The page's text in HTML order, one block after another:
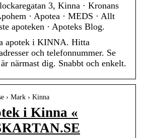
3, Kinna · Kronans
· Apotea · MEDS · Allt
apoteken · Apoteks Blog.
apotek i KINNA. Hitta
och telefonnummer. Se
närmast dig. Snabbt och enkelt.
› Mark › Kinna
i Kinna «